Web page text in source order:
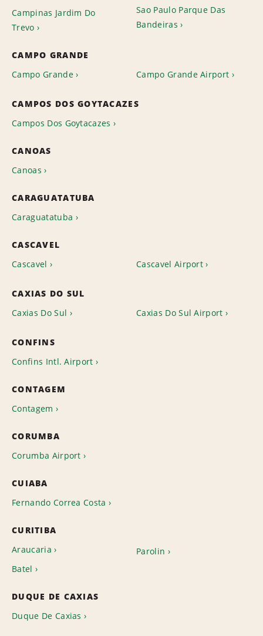
Campinas Jardim Do
Trevo
Sao Paulo Parque Das
Bandeiras
CAMPO GRANDE
Campo Grande
Campo Grande Airport
CAMPOS DOS GOYTACAZES
Campos Dos Goytacazes
CANOAS
Canoas
CARAGUATATUBA
Caraguatatuba
CASCAVEL
Cascavel
Cascavel Airport
CAXIAS DO SUL
Caxias Do Sul
Caxias Do Sul Airport
CONFINS
Confins Intl. Airport
CONTAGEM
Contagem
CORUMBA
Corumba Airport
CUIABA
Fernando Correa Costa
CURITIBA
Araucaria
Batel
Parolin
DUQUE DE CAXIAS
Duque De Caxias